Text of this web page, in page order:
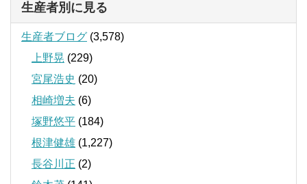
生産者別に見る
生産者ブログ (3,578)
上野晃 (229)
宮尾浩史 (20)
相崎増夫 (6)
塚野悠平 (184)
根津健雄 (1,227)
長谷川正 (2)